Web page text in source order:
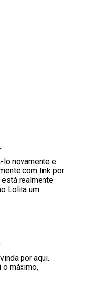
lo novamente e
com link por
está realmente
Lolita um
por aqui.
o máximo,